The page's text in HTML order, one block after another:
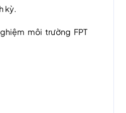
kỳ.
môi trường FPT